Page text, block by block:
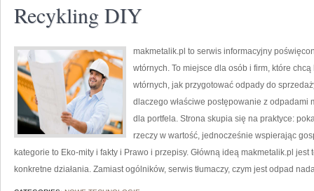
Recykling DIY
makmetalik.pl to serwis informacyjny
wtórnych. To miejsce dla osób i firm, które
wtórnych, jak przygotować odpady do
dlaczego właściwe postępowanie z
dla portfela. Strona skupia się na praktyce:
rzeczy w wartość, jednocześnie wspierając
kategorie to Eko-mity i fakty i Prawo i przepisy. Główną ideą makmetalik.pl
konkretne działania. Zamiast ogólników, serwis tłumaczy, czym jest odpad